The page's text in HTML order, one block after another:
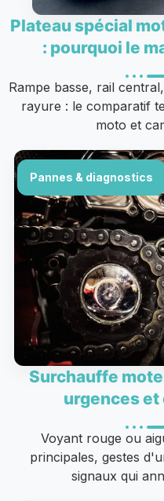
Plateau spécial
: pourquoi le
Rampe basse, rail
rayure : le comparatif
moto et
Pannes & diagnostics
Surchauffe
urgences
Voyant rouge ou
principales, gestes
signaux qui